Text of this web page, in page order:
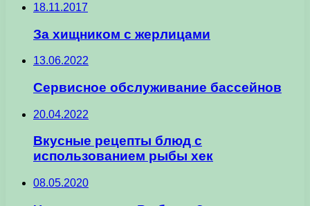
18.11.2017
За хищником с жерлицами
13.06.2022
Сервисное обслуживание бассейнов
20.04.2022
Вкусные рецепты блюд с
использованием рыбы хек
08.05.2020